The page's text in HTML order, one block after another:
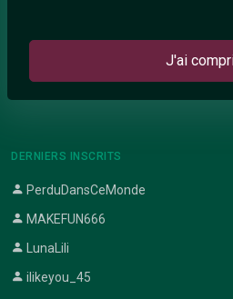
J'ai
Témoignage de nathanaelle
DERNIERS INSCRITS
PerduDansCeMonde
MAKEFUN666
LunaLili
ilikeyou_45